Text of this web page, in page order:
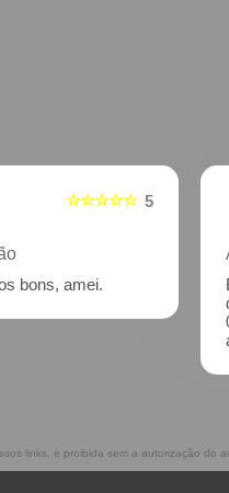
☆☆☆☆☆
um piano para
Muito
links, é proibida sem a autorização do